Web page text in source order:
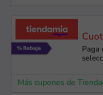
Paga
Más cupones de